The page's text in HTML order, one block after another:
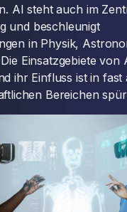
AI steht auch im
und beschleunigt
in Physik,
Einsatzgebiete von
ihr Einfluss ist in fast
Bereichen